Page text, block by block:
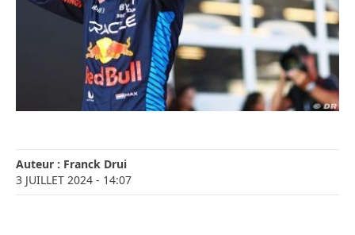
Auteur : Franck Drui
3 JUILLET 2024 - 14:07